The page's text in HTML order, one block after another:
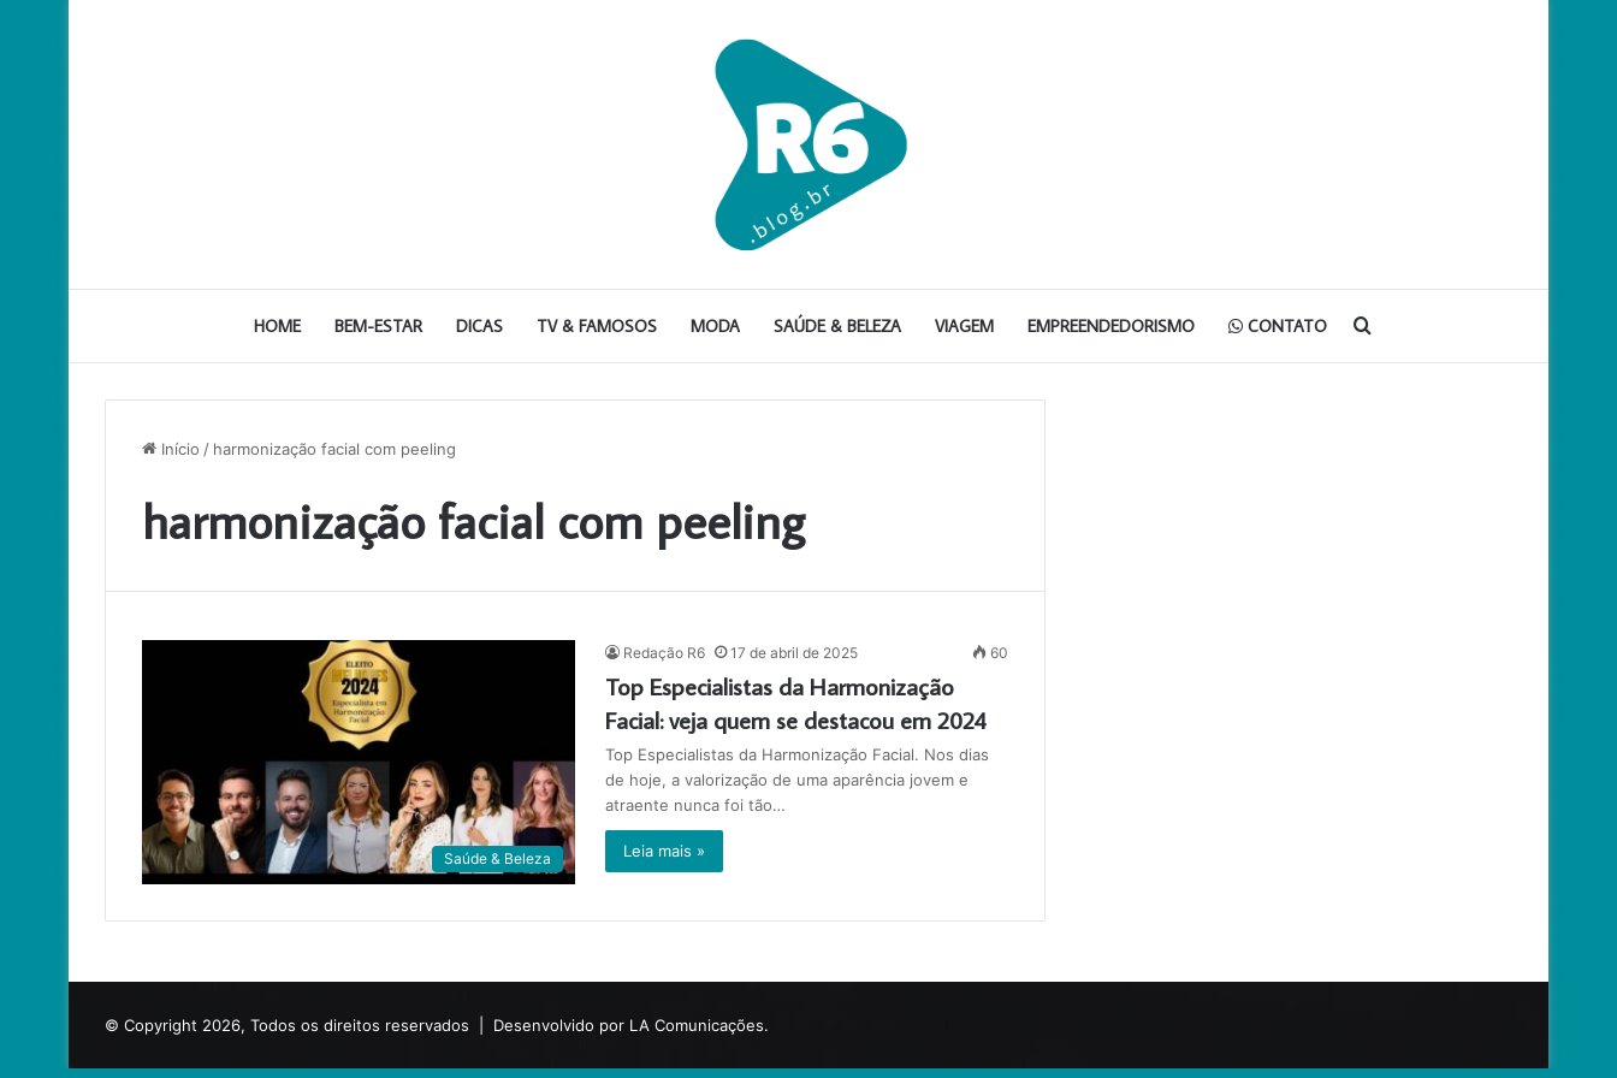
HOME BEM-ESTAR DICAS TV & FAMOSOS MODA SAÚDE & BELEZA VIAGEM EMPREENDEDORISMO CONTATO Procurar
Início / harmonização facial com peeling
harmonização facial com peeling
Saúde & Beleza
Redação R6 17 de abril de 2025 60
Top Especialistas da Harmonização
Facial: veja quem se destacou em 2024
Top Especialistas da Harmonização Facial. Nos dias
de hoje, a valorização de uma aparência jovem e
atraente nunca foi tão…
Leia mais »
© Copyright 2026, Todos os direitos reservados | Desenvolvido por LA Comunicações.